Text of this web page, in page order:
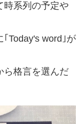
時系列の予定や
Today's word｣が
ら格言を選んだ